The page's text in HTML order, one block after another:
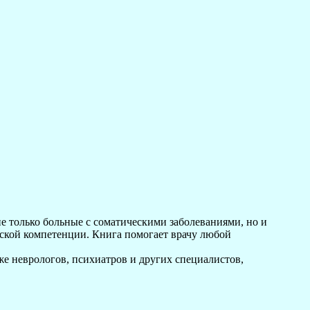
больные с соматическими заболеваниями, но и
компетенции. Книга помогает врачу любой
неврологов, психиатров и других специалистов,